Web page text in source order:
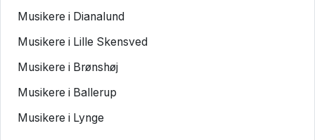
Musikere i Dianalund
Musikere i Lille Skensved
Musikere i Brønshøj
Musikere i Ballerup
Musikere i Lynge